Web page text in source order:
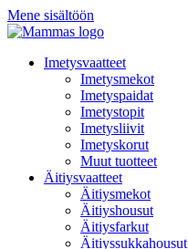
Mene sisältöön
Imetysvaatteet
Imetysmekot
Imetyspaidat
Imetystopit
Imetysliivit
Imetyskorut
Muut tuotteet
Äitiysvaatteet
Äitiysmekot
Äitiyshousut
Äitiysfarkut
Äitiyssukkahousut